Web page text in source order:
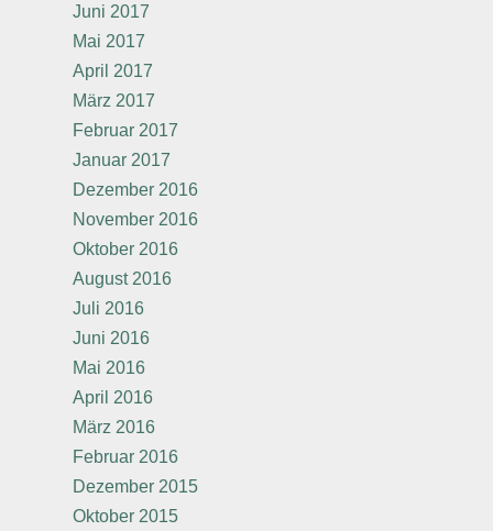
Juni 2017
Mai 2017
April 2017
März 2017
Februar 2017
Januar 2017
Dezember 2016
November 2016
Oktober 2016
August 2016
Juli 2016
Juni 2016
Mai 2016
April 2016
März 2016
Februar 2016
Dezember 2015
Oktober 2015